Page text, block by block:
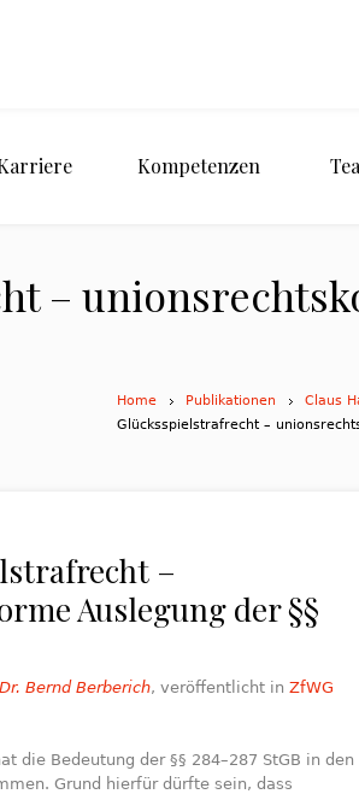
Kompetenzen
–
Home Publikationen Claus
Glücksspielstrafrecht –
–
Auslegung der §§
Dr. Bernd Berberich, veröffentlicht in ZfWG
die Bedeutung der §§ 284–287 StGB in den
Grund hierfür dürfte sein, dass